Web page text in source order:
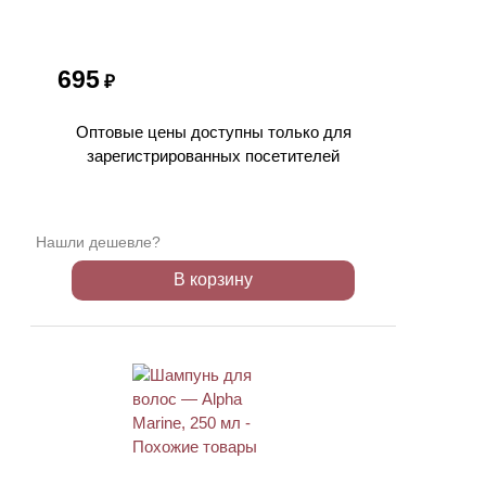
695 ₽
Оптовые цены доступны только для
зарегистрированных посетителей
Нашли дешевле?
В корзину